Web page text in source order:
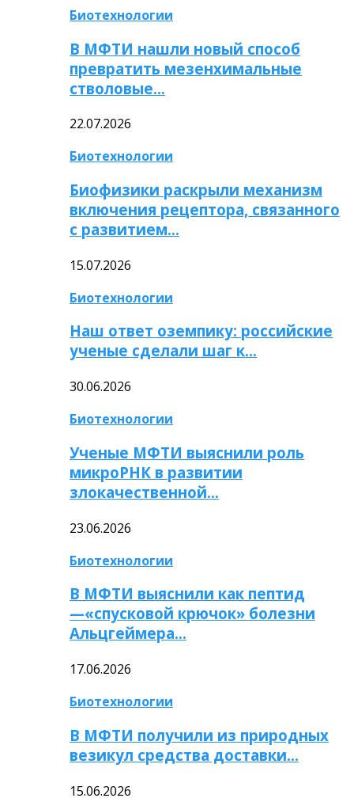
Биотехнологии
В МФТИ нашли новый способ
превратить мезенхимальные
стволовые…
22.07.2026
Биотехнологии
Биофизики раскрыли механизм
включения рецептора, связанного
с развитием…
15.07.2026
Биотехнологии
Наш ответ оземпику: российские
ученые сделали шаг к…
30.06.2026
Биотехнологии
Ученые МФТИ выяснили роль
микроРНК в развитии
злокачественной…
23.06.2026
Биотехнологии
В МФТИ выяснили как пептид
—«спусковой крючок» болезни
Альцгеймера…
17.06.2026
Биотехнологии
В МФТИ получили из природных
везикул средства доставки…
15.06.2026